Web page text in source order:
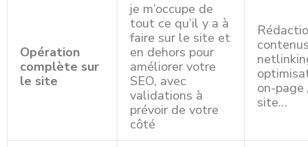
Opération
complète sur
le site
je m’occupe de
tout ce qu’il y a à
faire sur le site et
en dehors pour
améliorer votre
SEO, avec
validations à
prévoir de votre
côté
on-page
site…